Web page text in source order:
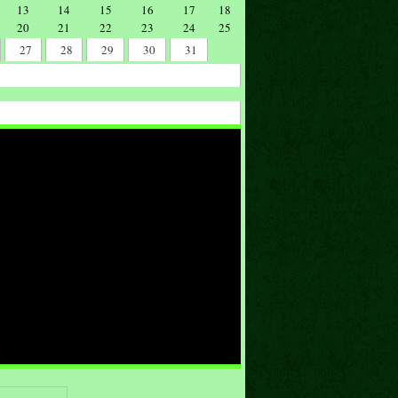
13 14 15 16 17
18
20 21 22 23 24
25
27 28 29 30
31